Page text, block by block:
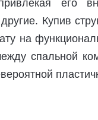
его
Купив
на
спальной